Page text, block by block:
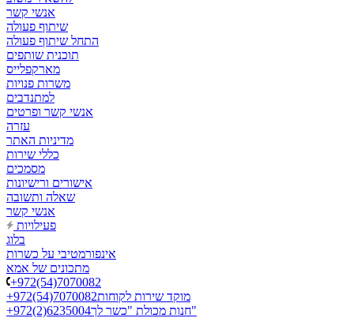
אנשי קשר
שיתוף פעולה
התחל שיתוף פעולה
תוכנית שותפים
מארקפלייס
משרות פנויות
למתנדבים
אנשי קשר ופרטים
עזרה
מדיניות האתר
כללי שירות
מסמכים
אישורים ורישיונות
שאלה ותשובה
אנשי קשר
פעילויות
בלוג
אינפורמטיבי על כשרות
מתכונים של אמא
+972(54)7070082
+972(54)7070082מוקד שירות לקוחות
+972(2)6235004
חנות מכולת "כשר לך"